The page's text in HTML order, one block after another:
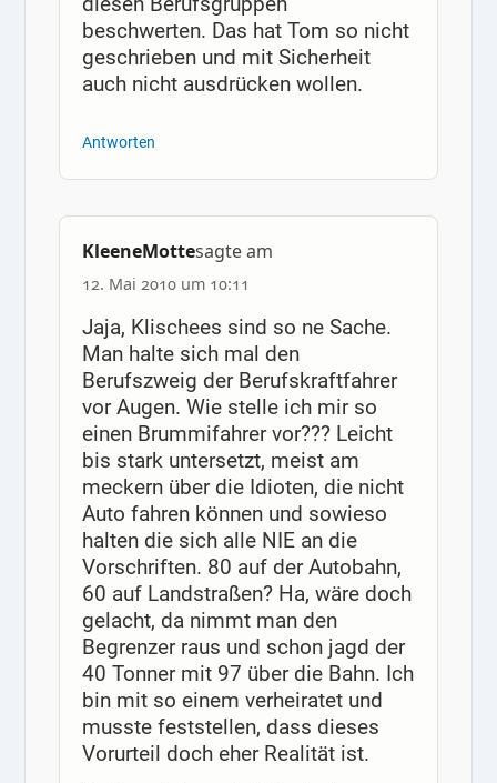
beschwerten. Das hat Tom so nicht
geschrieben und mit Sicherheit
auch nicht ausdrücken wollen.
Antworten
KleeneMottesagte am
12. Mai 2010 um 10:11
Jaja, Klischees sind so ne Sache.
Man halte sich mal den
Berufszweig der Berufskraftfahrer
vor Augen. Wie stelle ich mir so
einen Brummifahrer vor??? Leicht
bis stark untersetzt, meist am
meckern über die Idioten, die nicht
Auto fahren können und sowieso
halten die sich alle NIE an die
Vorschriften. 80 auf der Autobahn,
60 auf Landstraßen? Ha, wäre doch
gelacht, da nimmt man den
Begrenzer raus und schon jagd der
40 Tonner mit 97 über die Bahn. Ich
bin mit so einem verheiratet und
musste feststellen, dass dieses
Vorurteil doch eher Realität ist.